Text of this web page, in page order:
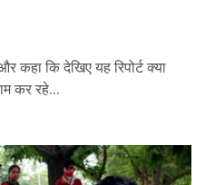
कहा कि देखिए यह रिपोर्ट क्या
कर रहे...